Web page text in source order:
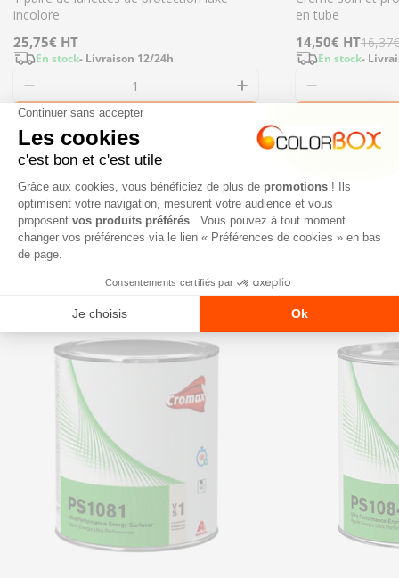
incolore
Prix
régulier
25,75€ HT
En stock- Livraison 12/24h
Diminuer la quantité pour 047778 - 1 paire
Augmenter la
Ajouter
en tube
Prix
de
vente
14,50€ HT
Prix
régulier
16,37€
En stock-
Diminuer
NOS NOUVEAUTÉS